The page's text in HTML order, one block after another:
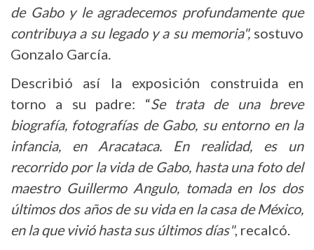
de Gabo y le agradecemos profundamente que
contribuya a su legado y a su memoria",sostuvo
Gonzalo García.
Describió así la exposición construida en
torno a su padre: “Se trata de una breve
biografía, fotografías de Gabo, su entorno en la
infancia, en Aracataca. En realidad, es un
recorrido por la vida de Gabo, hasta una foto del
maestro Guillermo Angulo, tomada en los dos
últimos dos años de su vida en la casa de México,
en la que vivió hasta sus últimos días", recalcó.